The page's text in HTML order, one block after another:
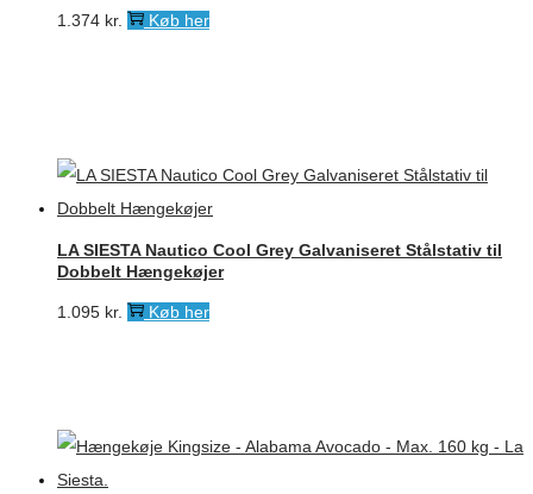
1.374 kr. Køb her
LA SIESTA Nautico Cool Grey Galvaniseret Stålstativ til
Dobbelt Hængekøjer
1.095 kr. Køb her